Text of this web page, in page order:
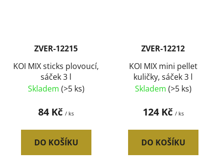
ZVER-12215
KOI MIX sticks plovoucí,
sáček 3 l
Skladem (>5 ks)
84 Kč / ks
DO KOŠÍKU
ZVER-12212
KOI MIX mini pellet
kuličky, sáček 3 l
Skladem (>5 ks)
124 Kč / ks
DO KOŠÍKU